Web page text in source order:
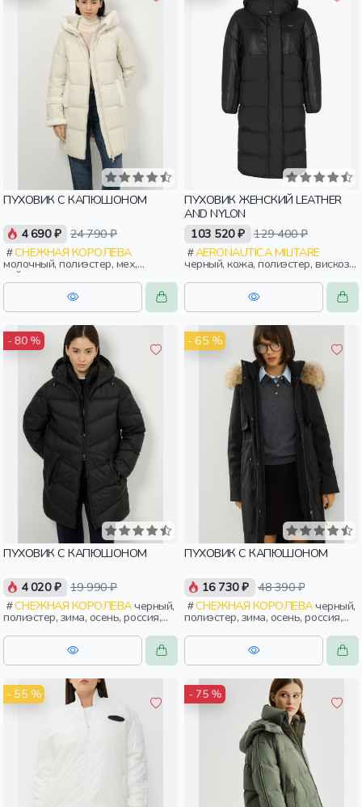
ПУХОВИК С КАПЮШОНОМ
4 690 ₽ 24 790 ₽
СНЕЖНАЯ КОРОЛЕВА
молочный, полиэстер, мех,
нейлон, зима, осень, россия,
прямые, капюшон, застежка,
утепленные, стеганые, прорези,
карман, женщины, взрослые
ПУХОВИК ЖЕНСКИЙ LEATHER
AND NYLON
103 520 ₽ 129 400 ₽
AERONAUTICA MILITARE
черный, кожа, полиэстер, вискоза,
зима, осень, италия, длинные,
капюшон, застежка, кнопки,
манжета, прорези, воротник,
эластичные, женщины, взрослые
- 80 %
ПУХОВИК С КАПЮШОНОМ
4 020 ₽ 19 990 ₽
СНЕЖНАЯ КОРОЛЕВАчерный,
полиэстер, зима, осень, россия,
прямые, капюшон, молния,
застежка, утепленные, стеганые,
прорези, карман, женщины,
взрослые
- 65 %
ПУХОВИК С КАПЮШОНОМ
16 730 ₽ 48 390 ₽
СНЕЖНАЯ КОРОЛЕВАчерный,
полиэстер, зима, осень, россия,
удлиненные, капюшон, застежка,
утепленные, приталенные,
кнопки, прорези, карман, кулиска,
пояс, женщины, взрослые
- 55 %
- 75 %